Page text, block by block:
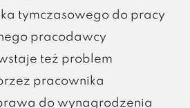
tymczasowego do pracy
pracodawcy
też problem
pracownika
do wynagrodzenia